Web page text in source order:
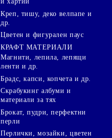
Креп, тишу, деко велпапе и
др.
Цветен и фигурален паус
КРАФТ МАТЕРИАЛИ
Магнити, лепила, лепящи
ленти и др.
Брадс, капси, копчета и др.
Скрабукинг албуми и
материали за тях
Брокат, пудри, перфектни
перли
Перлички, мозайки, цветен